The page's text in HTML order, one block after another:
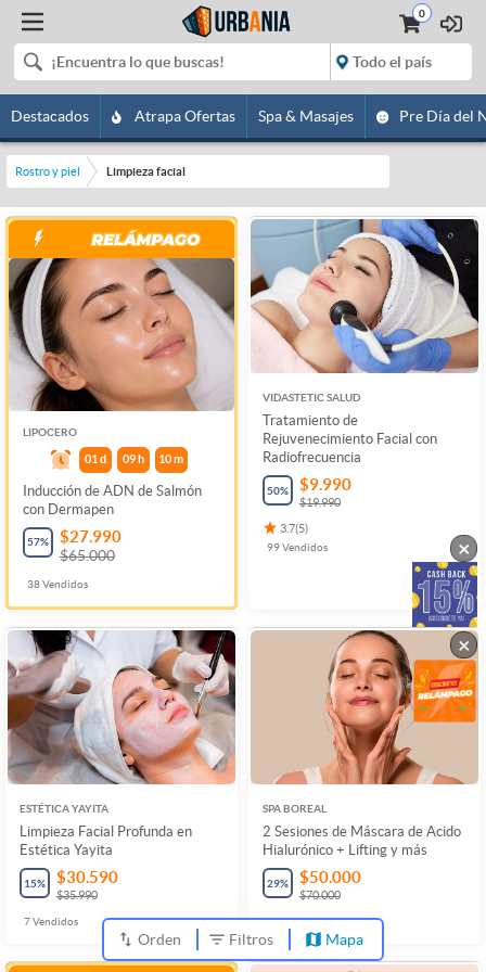
0
Destacados Atrapa Ofertas Spa & Masajes Pre Día del
Rostro y piel Limpieza facial
LIPOCERO
01 d 09 h 10m
Inducción de ADN de Salmón
con Dermapen
57% $27.990
$65.000
38Vendidos
VIDASTETIC SALUD
Tratamiento de
Rejuvenecimiento Facial con
Radiofrecuencia
50% $9.990
$19.990
3.7(5)
99Vendidos
ESTÉTICA YAYITA
Limpieza Facial Profunda en
Estética Yayita
15% $30.590
$35.990
7Vendidos
SPA BOREAL
2 Sesiones de Máscara de Acido
Hialurónico + Lifting y más
29% $50.000
$70.000
Orden Filtros Mapa
×
×